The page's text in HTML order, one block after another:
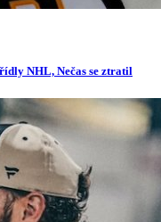
NHL, Nečas se ztratil